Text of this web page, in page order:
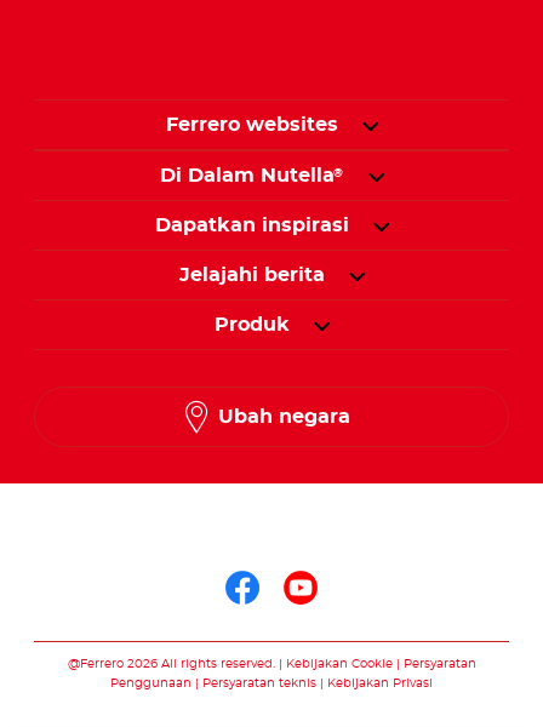
Ferrero websites
Di Dalam Nutella®
Dapatkan inspirasi
Jelajahi berita
Produk
Ubah negara
@Ferrero 2026 All rights reserved. Kebijakan Cookie
Persyaratan
Penggunaan
Persyaratan teknis Kebijakan Privasi